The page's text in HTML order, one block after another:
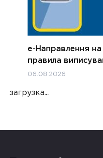
е-Направлення
правила
06.08.2026
загрузка...